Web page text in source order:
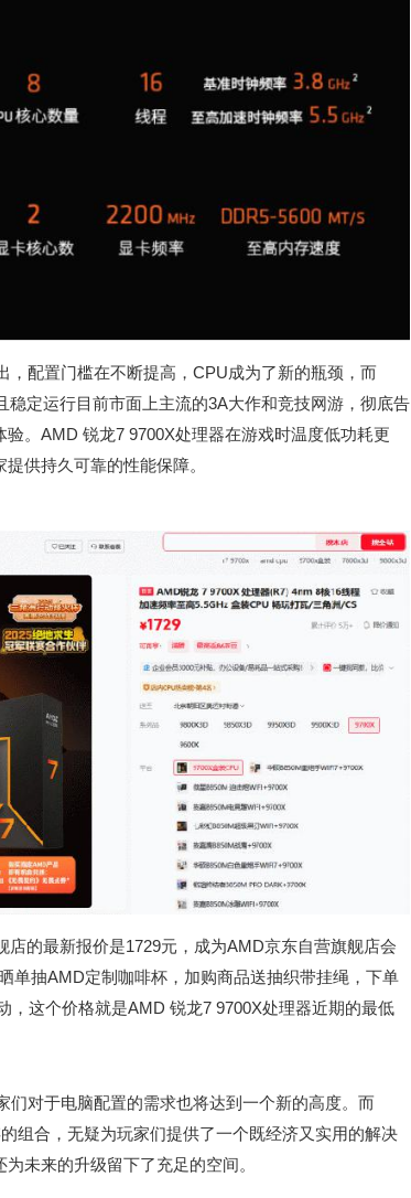
，配置门槛在不断提高，CPU成为了新的瓶颈，而
定运行目前市面上主流的3A大作和竞技网游，彻底告
。AMD 锐龙7 9700X处理器在游戏时温度低功耗更
供持久可靠的性能保障。
的最新报价是1729元，成为AMD京东自营旗舰店会
单抽AMD定制咖啡杯，加购商品送抽织带挂绳，下单
这个价格就是AMD 锐龙7 9700X处理器近期的最低
对于电脑配置的需求也将达到一个新的高度。而
组合，无疑为玩家们提供了一个既经济又实用的解决
未来的升级留下了充足的空间。